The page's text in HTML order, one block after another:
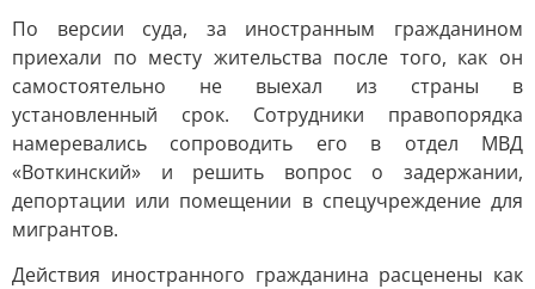
По версии суда, за иностранным гражданином
приехали по месту жительства после того, как он
самостоятельно не выехал из страны в
установленный срок. Сотрудники правопорядка
намеревались сопроводить его в отдел МВД
«Воткинский» и решить вопрос о задержании,
депортации или помещении в спецучреждение для
мигрантов.
Действия иностранного гражданина расценены как